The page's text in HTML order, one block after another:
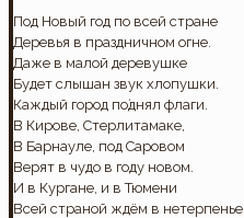
Под Новый год по всей стране
Деревья в праздничном огне.
Даже в малой деревушке
Будет слышан звук хлопушки.
Каждый город по́днял флаги.
В Кирове, Стерлитамаке,
В Барнауле, под Саровом
Верят в чудо в году новом.
И в Кургане, и в Тюмени
Всей страной ждём в нетерпенье